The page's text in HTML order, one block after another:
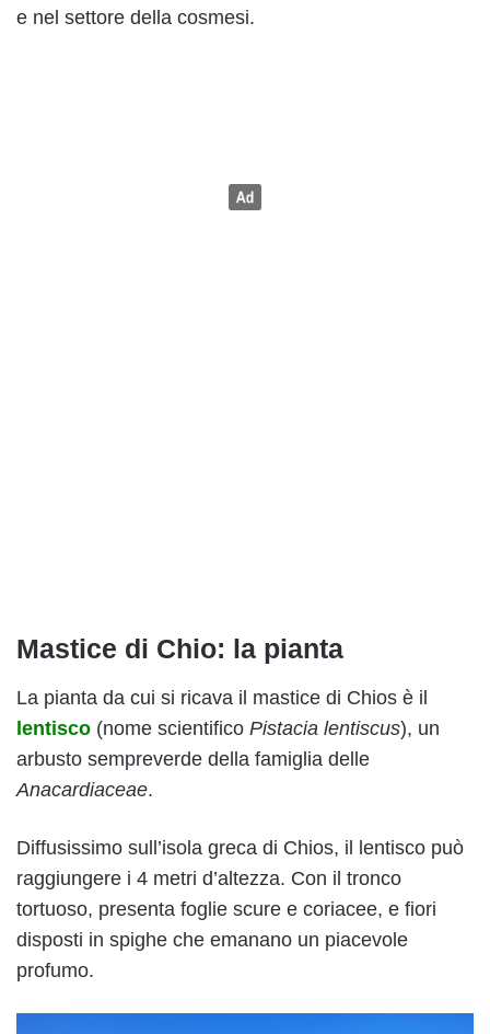
e nel settore della cosmesi.
Mastice di Chio: la pianta
La pianta da cui si ricava il mastice di Chios è il
lentisco (nome scientifico Pistacia lentiscus), un
arbusto sempreverde della famiglia delle
Anacardiaceae.
Diffusissimo sull’isola greca di Chios, il lentisco può
raggiungere i 4 metri d’altezza. Con il tronco
tortuoso, presenta foglie scure e coriacee, e fiori
disposti in spighe che emanano un piacevole
profumo.